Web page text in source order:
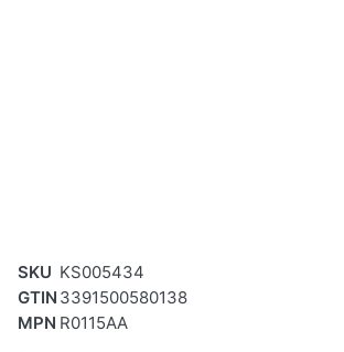
SKU KS005434
GTIN 3391500580138
MPN R0115AA